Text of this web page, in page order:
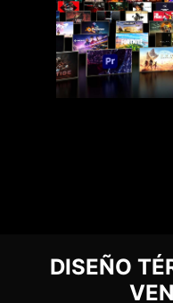
DISEÑO